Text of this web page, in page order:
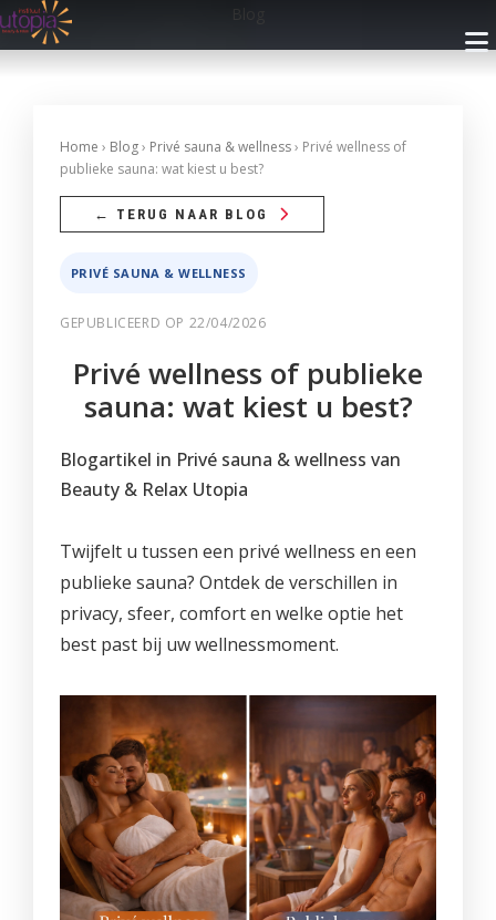
INFO
Openingsuren
Cadeaubon
Blog
Contact
BEHANDELINGEN
Make-up
Handen
Nagels
Wenkbrauwen
ARRANGEMENTEN
Met Privé Sauna
Zonder Privé Sauna
PRIVÉ SAUNA
Privé Wellness 1
Faciliteiten
Prijzen
Reserveren
Privé Wellness 2
Faciliteiten
Foto's
Reserveren
Reserveer
Cadeaubon
Huisregels
RESERVEREN
Privé Wellness
Behandeling of Massage
Reserveren
Producten
Blog
Home › Blog› Privé sauna & wellness› Privé wellness of
publieke sauna: wat kiest u best?
← TERUG NAAR BLOG
PRIVÉ SAUNA & WELLNESS
GEPUBLICEERD OP 22/04/2026
Privé wellness of publieke
sauna: wat kiest u best?
Blogartikel in Privé sauna & wellness van
Beauty & Relax Utopia
Twijfelt u tussen een privé wellness en een
publieke sauna? Ontdek de verschillen in
privacy, sfeer, comfort en welke optie het
best past bij uw wellnessmoment.